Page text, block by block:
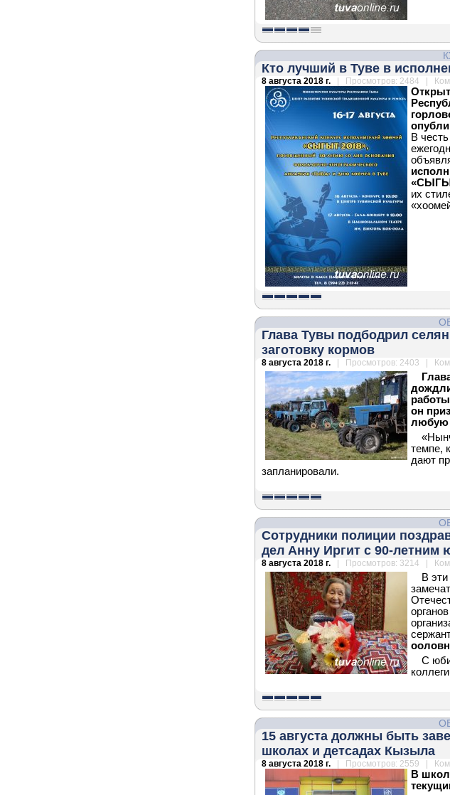
Кто лучший в Туве в
8 августа 2018 г. | Просмотров: 2484 |
В
их
Глава Тувы подбодрил
заготовку кормов
8 августа 2018 г. | Просмотров: 2403 |
он
любую
темпе,
дают
запланировали.
Сотрудники полиции
дел Анну Иргит с 90-летним
8 августа 2018 г. | Просмотров: 3214 |
В
С
15 августа должны быть
школах и детсадах Кызыла
8 августа 2018 г. | Просмотров: 2559 |
В